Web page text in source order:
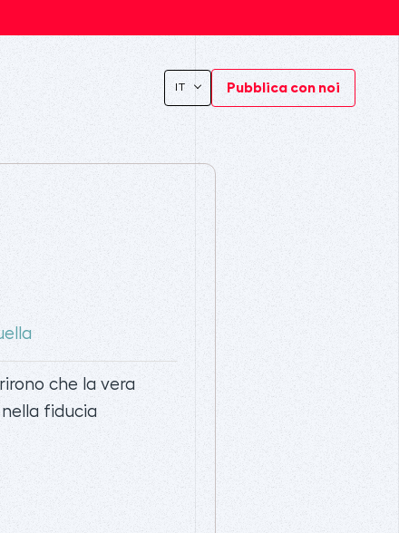
IT Pubblica con noi
che la vera
fiducia